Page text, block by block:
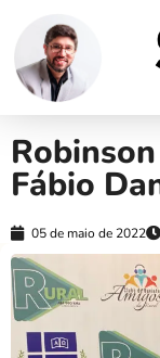
Fábio
05 de maio de 2022